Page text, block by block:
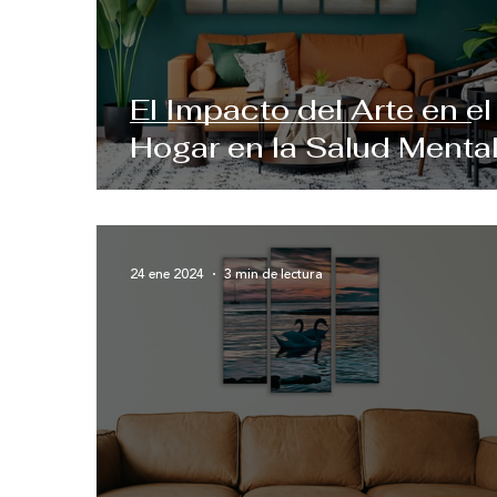
El Impacto del Arte en el
Hogar en la Salud
24 ene 2024 3 min de lectura